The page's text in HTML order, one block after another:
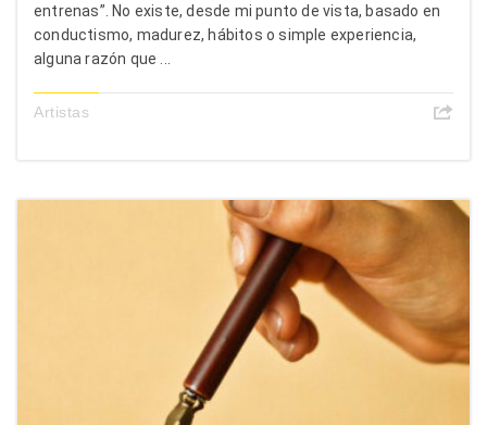
entrenas”. No existe, desde mi punto de vista, basado en
conductismo, madurez, hábitos o simple experiencia,
alguna razón que ...
Artistas